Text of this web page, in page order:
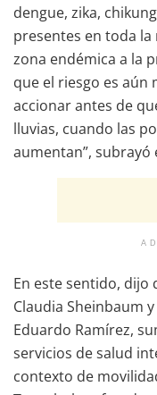
dengue, zika,
presentes en toda
zona endémica a la
que el riesgo es aún
accionar antes de
lluvias, cuando las
aumentan”,
En este sentido, dijo
Claudia Sheinbaum
Eduardo Ramírez,
servicios de salud
contexto de